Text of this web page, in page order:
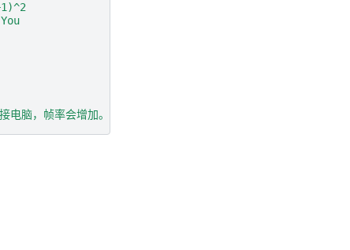
电脑，帧率会增加。